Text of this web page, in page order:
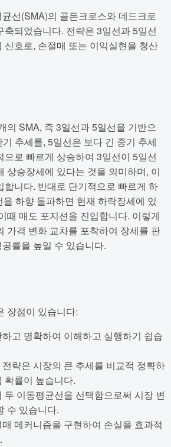
선(SMA)의 골든크로스와 데드크로
축되었습니다. 전략은 3일선과 5일선
신호로, 손절매 또는 이익실현을 청산
의 SMA, 즉 3일선과 5일선을 기반으
추세를, 5일선은 보다 긴 중기 추세
으로 빠르게 상승하여 3일선이 5일선
상승장세에 있다는 것을 의미하며, 이
합니다. 반대로 단기적으로 빠르게 하
하향 돌파하면 현재 하락장세에 있
때 매도 포지션을 진입합니다. 이렇게
가격 변화 교차를 포착하여 장세를 판
률을 높일 수 있습니다.
장점이 있습니다:
고 명확하여 이해하고 실행하기 쉽습
략은 시장의 큰 추세를 비교적 정확하
확률이 높습니다.
두 이동평균선을 선택함으로써 시장 변
수 있습니다.
메커니즘을 구현하여 손실을 효과적